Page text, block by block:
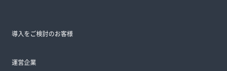
導入をご検討のお客様
運営企業